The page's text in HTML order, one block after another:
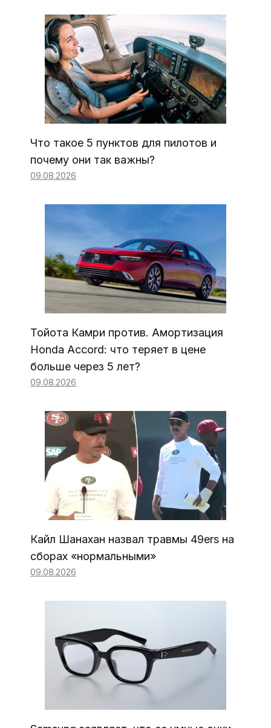
Что такое 5 пунктов для пилотов и
почему они так важны?
09.08.2026
Тойота Камри против. Амортизация
Honda Accord: что теряет в цене
больше через 5 лет?
09.08.2026
Кайл Шанахан назвал травмы 49ers на
сборах «нормальными»
09.08.2026